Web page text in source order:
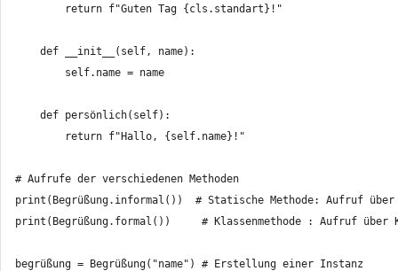
        return f"Guten Tag {cls.standart}!"
    def __init__(self, name):
        self.name = name
    def persönlich(self):
        return f"Hallo, {self.name}!"
# Aufrufe der verschiedenen Methoden
print(Begrüßung.informal())  # Statische Methode: Aufruf über
print(Begrüßung.formal())     # Klassenmethode : Aufruf über
begrüßung = Begrüßung("name") # Erstellung einer Instanz